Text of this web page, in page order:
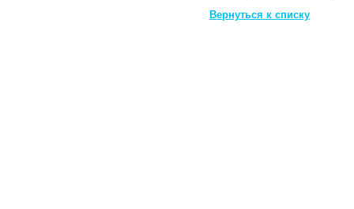
Вернуться к списку